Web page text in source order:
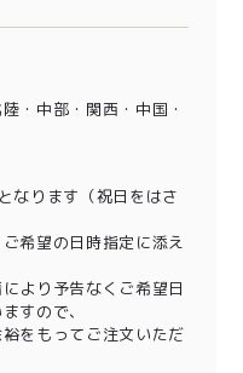
・中部・関西・中国・
なります（祝日をはさ
希望の日時指定に添え
より予告なくご希望日
すので、
をもってご注文いただ